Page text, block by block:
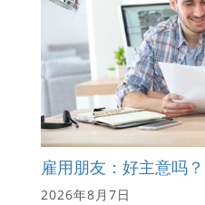
雇用朋友：好主意吗？
2026年8月7日